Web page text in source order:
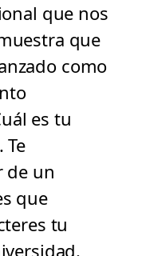
que nos
que
como
es tu
Te
de un
que
tu